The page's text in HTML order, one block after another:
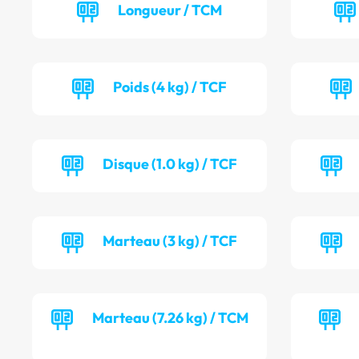
Longueur / TCM
Poids (4 kg) / TCF
Disque (1.0 kg) / TCF
Marteau (3 kg) / TCF
Marteau (7.26 kg) / TCM